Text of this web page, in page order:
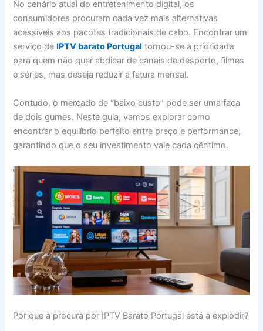
No cenário atual do entretenimento digital, os
consumidores procuram cada vez mais alternativas
acessíveis aos pacotes tradicionais de cabo. Encontrar um
serviço de IPTV barato Portugal tornou-se a prioridade
para quem não quer abdicar de canais de desporto, filmes
e séries, mas deseja reduzir a fatura mensal.
Contudo, o mercado de “baixo custo” pode ser uma faca
de dois gumes. Neste guia, vamos explorar como
encontrar o equilíbrio perfeito entre preço e performance,
garantindo que o seu investimento vale cada cêntimo.
Por que a procura por IPTV Barato Portugal está a explodir?